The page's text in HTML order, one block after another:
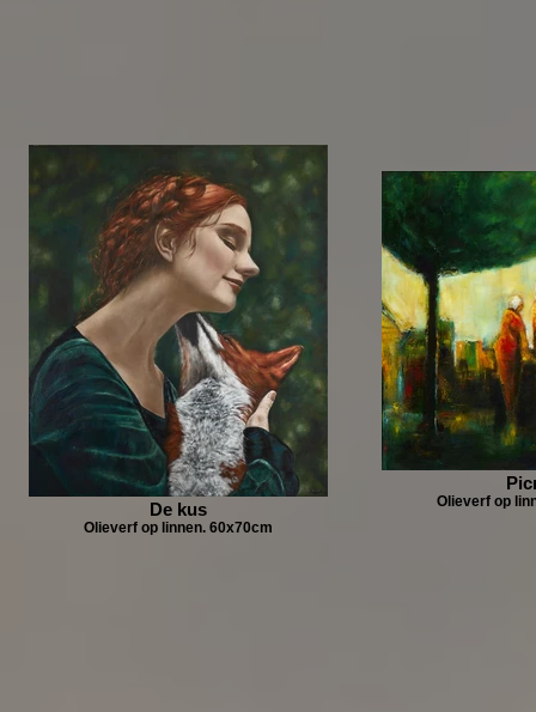
De kus
Olieverf op linnen. 60x70cm
Olieverf op